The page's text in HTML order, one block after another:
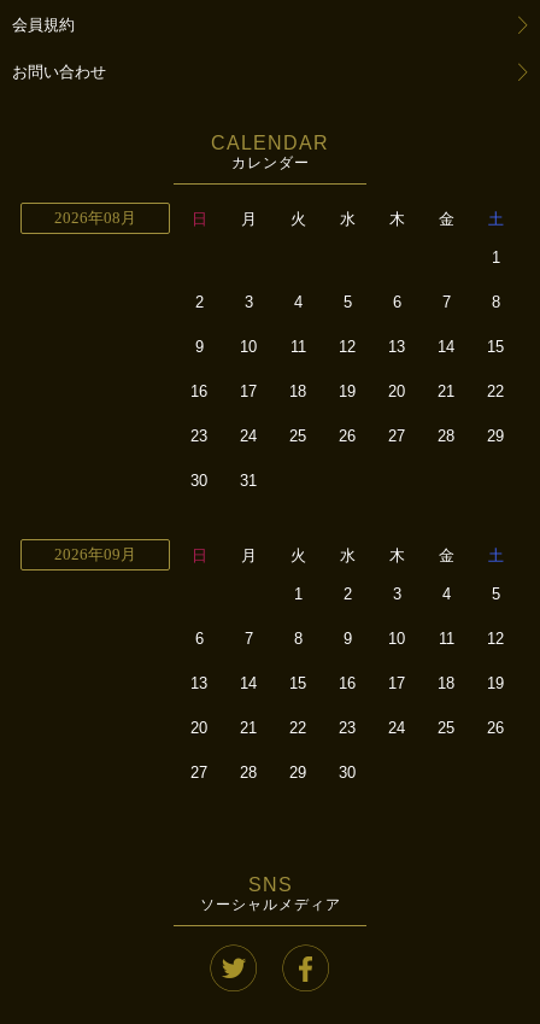
会員規約
お問い合わせ
CALENDAR
カレンダー
2026年08月 日 月 火 水 木 金 土
1
2 3 4 5 6 7 8
9 10 11 12 13 14 15
16 17 18 19 20 21 22
23 24 25 26 27 28 29
30 31
2026年09月 日 月 火 水 木 金 土
1 2 3 4 5
6 7 8 9 10 11 12
13 14 15 16 17 18 19
20 21 22 23 24 25 26
27 28 29 30
SNS
ソーシャルメディア